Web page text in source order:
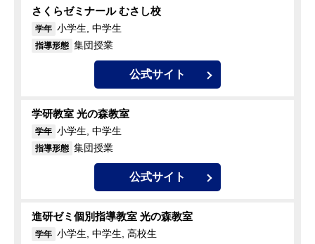
さくらゼミナール むさし校
学年 小学生, 中学生
指導形態 集団授業
公式サイト
学研教室 光の森教室
学年 小学生, 中学生
指導形態 集団授業
公式サイト
進研ゼミ個別指導教室 光の森教室
学年 小学生, 中学生, 高校生